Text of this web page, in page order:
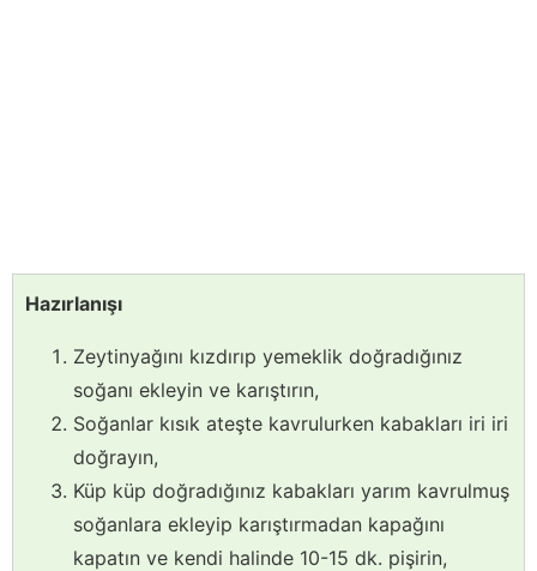
Hazırlanışı
Zeytinyağını kızdırıp yemeklik doğradığınız
soğanı ekleyin ve karıştırın,
Soğanlar kısık ateşte kavrulurken kabakları iri iri
doğrayın,
Küp küp doğradığınız kabakları yarım kavrulmuş
soğanlara ekleyip karıştırmadan kapağını
kapatın ve kendi halinde 10-15 dk. pişirin,